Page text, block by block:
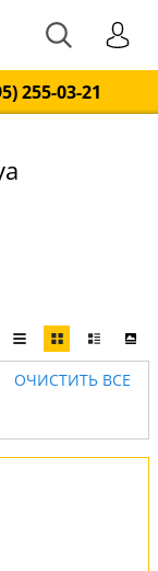
255-03-21
ОЧИСТИТЬ ВСЕ